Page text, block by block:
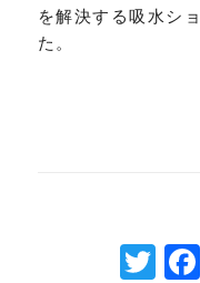
を解決する吸水シ
た。